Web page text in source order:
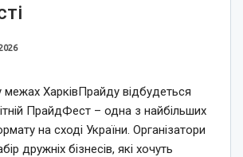
межах ХарківПрайду відбудеться
ПрайдФест – одна з найбільших
на сході України. Організатори
дружніх бізнесів, які хочуть